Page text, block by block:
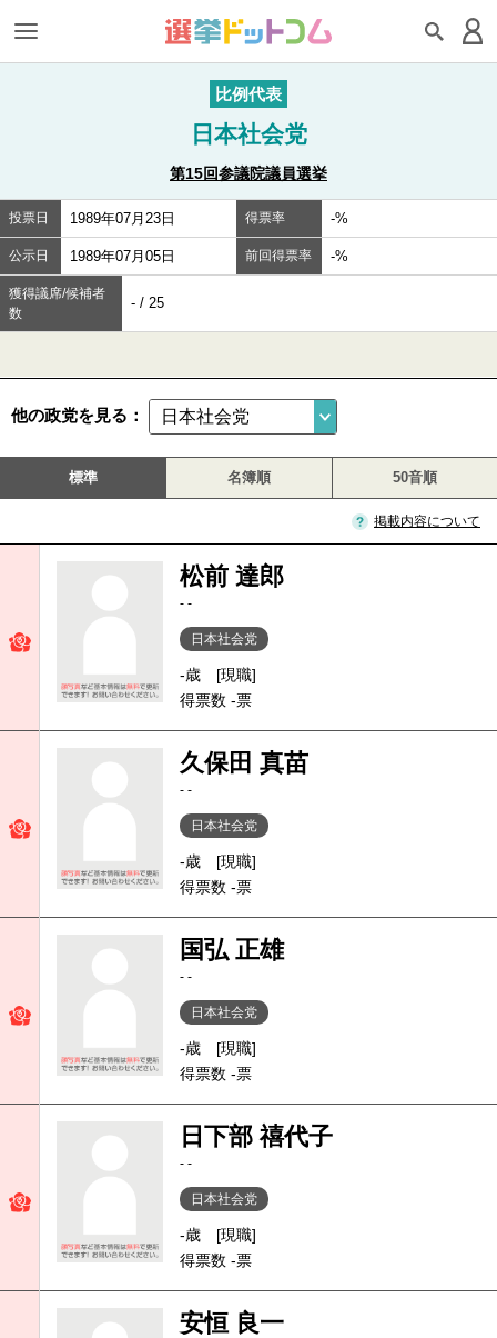
比例代表
日本社会党
第15回参議院議員選挙
投票日 1989年07月23日 得票率 -%
公示日 1989年07月05日 前回得票率 -%
獲得議席/候補者
数
- / 25
他の政党を見る：
標準 名簿順 50音順
掲載内容について
松前 達郎
- -
日本社会党
-歳
[現職]
得票数 -票
久保田 真苗
- -
日本社会党
-歳
[現職]
得票数 -票
国弘 正雄
- -
日本社会党
-歳
[現職]
得票数 -票
日下部 禧代子
- -
日本社会党
-歳
[現職]
得票数 -票
安恒 良一